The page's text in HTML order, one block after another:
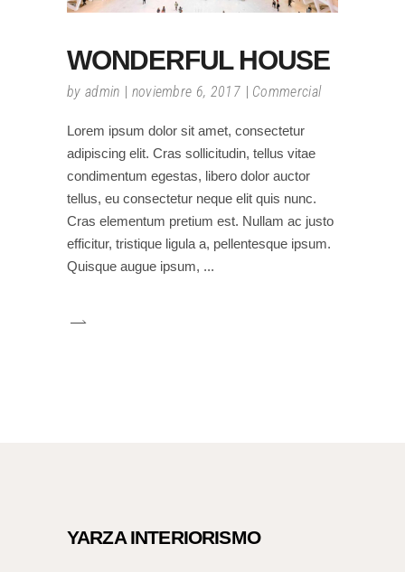
WONDERFUL HOUSE
by admin noviembre 6, 2017 Commercial
Lorem ipsum dolor sit amet, consectetur
adipiscing elit. Cras sollicitudin, tellus vitae
condimentum egestas, libero dolor auctor
tellus, eu consectetur neque elit quis nunc.
Cras elementum pretium est. Nullam ac justo
efficitur, tristique ligula a, pellentesque ipsum.
Quisque augue ipsum,
YARZA INTERIORISMO